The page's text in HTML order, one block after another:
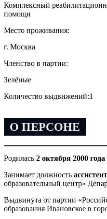
Комплексный
помощи
Место проживания:
г. Москва
Членство в партии:
Зелёные
Количество выдвижений:1
О ПЕРСОНЕ
Родилась 2 октября 2000 года
Занимает должность
образовательный центр»
Выдвинута от партии
образования Ивановское в